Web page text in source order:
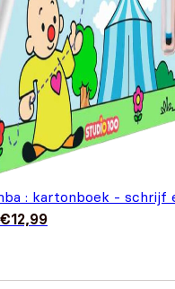
: kartonboek - schrijf
€12,99